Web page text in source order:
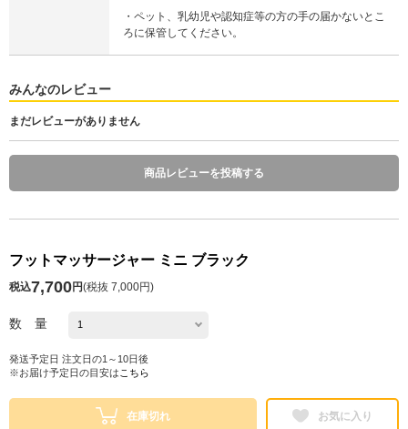
・ペット、乳幼児や認知症等の方の手の届かないとこ
ろに保管してください。
みんなのレビュー
まだレビューがありません
商品レビューを投稿する
フットマッサージャー ミニ ブラック
税込7,700円(税抜 7,000円)
数 量
発送予定日 注文日の1～10日後
※お届け予定日の目安は こちら
在庫切れ お気に入り